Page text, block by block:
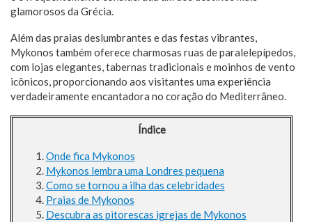
glamorosos da Grécia.
Além das praias deslumbrantes e das festas vibrantes,
Mykonos também oferece charmosas ruas de paralelepípedos,
com lojas elegantes, tabernas tradicionais e moinhos de vento
icônicos, proporcionando aos visitantes uma experiência
verdadeiramente encantadora no coração do Mediterrâneo.
Índice
Onde fica Mykonos
Mykonos lembra uma Londres pequena
Como se tornou a ilha das celebridades
Praias de Mykonos
Descubra as pitorescas igrejas de Mykonos